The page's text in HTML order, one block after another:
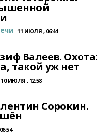
11 ИЮЛЯ , 06:44
Валеев. Охота:
такой уж нет
10 ИЮЛЯ , 12:58
Сорокин.